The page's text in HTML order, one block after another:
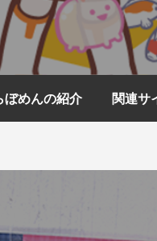
ぼめんの紹介 関連サ